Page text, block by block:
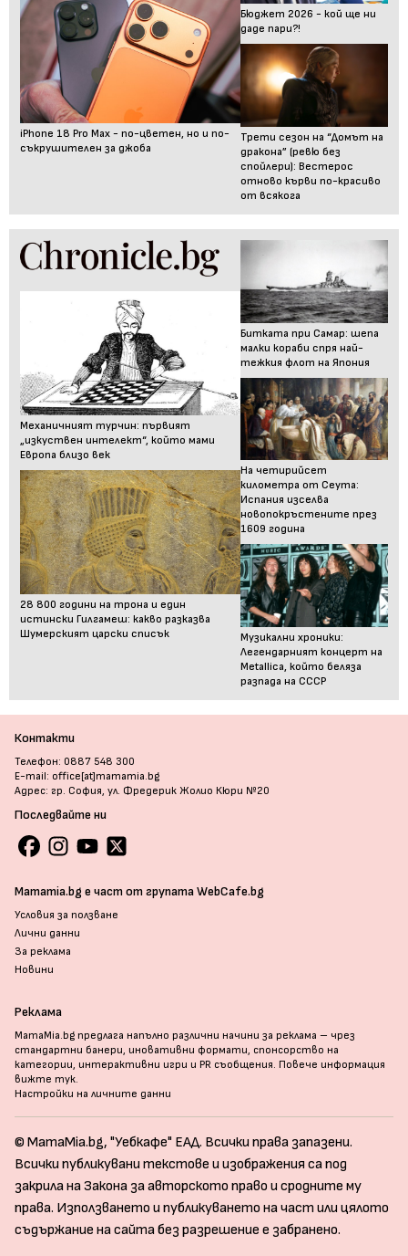
iPhone 18 Pro Max - по-цветен, но и по-
съкрушителен за джоба
Бюджет 2026 - кой ще ни
даде пари?!
Трети сезон на “Домът на
дракона” (ревю без
спойлери): Вестерос
отново кърви по-красиво
от всякога
Механичният турчин: първият
„изкуствен интелект“, който мами
Европа близо век
28 800 години на трона и един
истински Гилгамеш: какво разказва
Шумерският царски списък
Битката при Самар: шепа
малки кораби спря най-
тежкия флот на Япония
На четирийсет
километра от Сеута:
Испания изселва
новопокръстените през
1609 година
Музикални хроники:
Легендарният концерт на
Metallica, който беляза
разпада на СССР
Контакти
Телефон: 0887 548 300
E-mail: office[at]mamamia.bg
Адрес: гр. София, ул. Фредерик Жолио Кюри №20
Последвайте ни
Mamamia.bg е част от групата WebCafe.bg
Условия за ползване
Лични данни
За реклама
Новини
Реклама
MamaMia.bg предлага напълно различни начини за реклама – чрез
стандартни банери, иновативни формати, спонсорство на
категории, интерактивни игри и PR съобщения. Повече информация
вижте тук.
Настройки на личните данни
© MamaMia.bg, "Уебкафе" ЕАД. Всички права запазени.
Всички публикувани текстове и изображения са под
закрила на Закона за авторското право и сродните му
права. Използването и публикуването на част или цялото
съдържание на сайта без разрешение е забранено.